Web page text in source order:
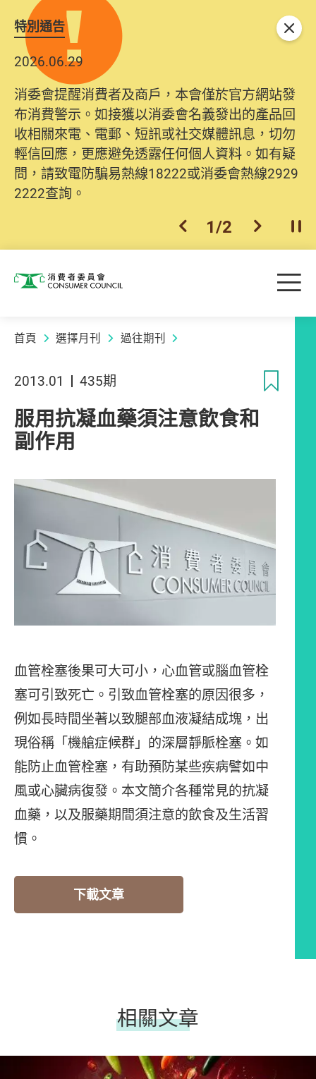
特別通告
2026.06.29
消委會提醒消費者及商戶，本會僅於官方網站發
布消費警示。如接獲以消委會名義發出的產品回
收相關來電、電郵、短訊或社交媒體訊息，切勿
輕信回應，更應避免透露任何個人資料。如有疑
問，請致電防騙易熱線18222或消委會熱線2929
2222查詢。
上一個
1/2 下一個開
關閉
消費者委員會 目
首頁 選擇月刊 過往期刊
2013.01 435期
服用抗凝血藥須注意飲食和
副作用
血管栓塞後果可大可小，心血管或腦血管栓
塞可引致死亡。引致血管栓塞的原因很多，
例如長時間坐著以致腿部血液凝結成塊，出
現俗稱「機艙症候群」的深層靜脈栓塞。如
能防止血管栓塞，有助預防某些疾病譬如中
風或心臟病復發。本文簡介各種常見的抗凝
血藥，以及服藥期間須注意的飲食及生活習
慣。
下載文章
相關文章